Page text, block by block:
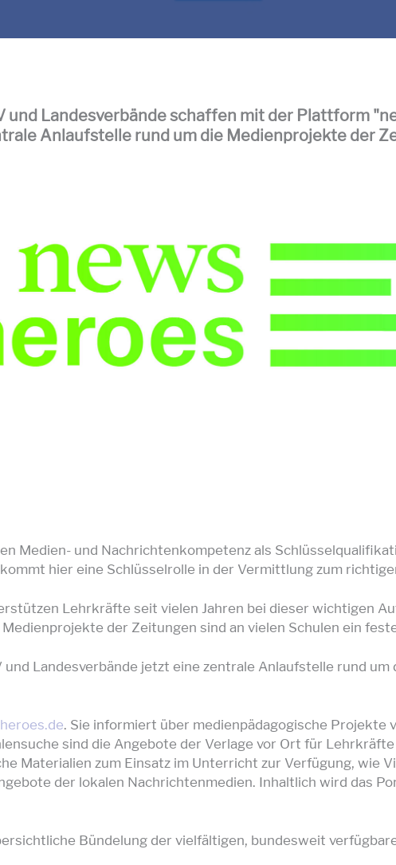
und Landesverbände schaffen mit der Plattform
Anlaufstelle rund um die Medienprojekte der
Medien- und Nachrichtenkompetenz als
hier eine Schlüsselrolle in der Vermittlung zum
Lehrkräfte seit vielen Jahren bei dieser wichtigen
der Zeitungen sind an vielen Schulen ein
Landesverbände jetzt eine zentrale Anlaufstelle rund
. Sie informiert über medienpädagogische Projekte
sind die Angebote der Verlage vor Ort für
Materialien zum Einsatz im Unterricht zur Verfügung, wie
der lokalen Nachrichtenmedien. Inhaltlich wird das
Bündelung der vielfältigen, bundesweit